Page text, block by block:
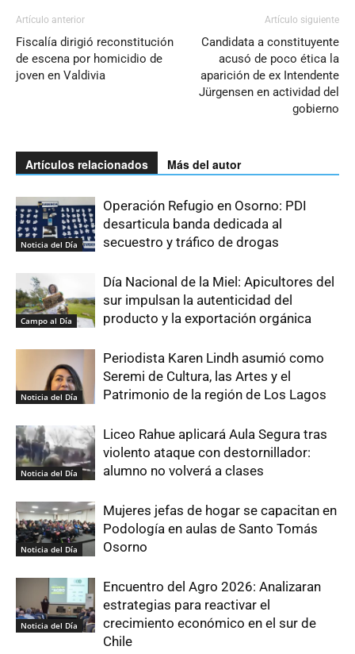
Artículo anterior
Fiscalía dirigió reconstitución
de escena por homicidio de
joven en Valdivia
Artículo siguiente
Candidata a constituyente
acusó de poco ética la
aparición de ex Intendente
Jürgensen en actividad del
gobierno
Artículos relacionados Más del autor
Noticia del Día
Operación Refugio en Osorno: PDI
desarticula banda dedicada al
secuestro y tráfico de drogas
Campo al Día
Día Nacional de la Miel: Apicultores del
sur impulsan la autenticidad del
producto y la exportación orgánica
Noticia del Día
Periodista Karen Lindh asumió como
Seremi de Cultura, las Artes y el
Patrimonio de la región de Los Lagos
Noticia del Día
Liceo Rahue aplicará Aula Segura tras
violento ataque con destornillador:
alumno no volverá a clases
Noticia del Día
Mujeres jefas de hogar se capacitan en
Podología en aulas de Santo Tomás
Osorno
Noticia del Día
Encuentro del Agro 2026: Analizaran
estrategias para reactivar el
crecimiento económico en el sur de
Chile